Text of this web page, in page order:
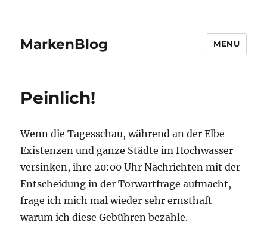
MarkenBlog MENU
Peinlich!
Wenn die Tagesschau, während an der Elbe
Existenzen und ganze Städte im Hochwasser
versinken, ihre 20:00 Uhr Nachrichten mit der
Entscheidung in der Torwartfrage aufmacht,
frage ich mich mal wieder sehr ernsthaft
warum ich diese Gebühren bezahle.